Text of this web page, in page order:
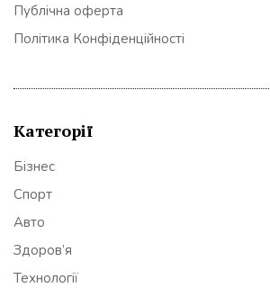
Публічна оферта
Політика Конфіденційності
Категорії
Бізнес
Спорт
Авто
Здоров’я
Технології